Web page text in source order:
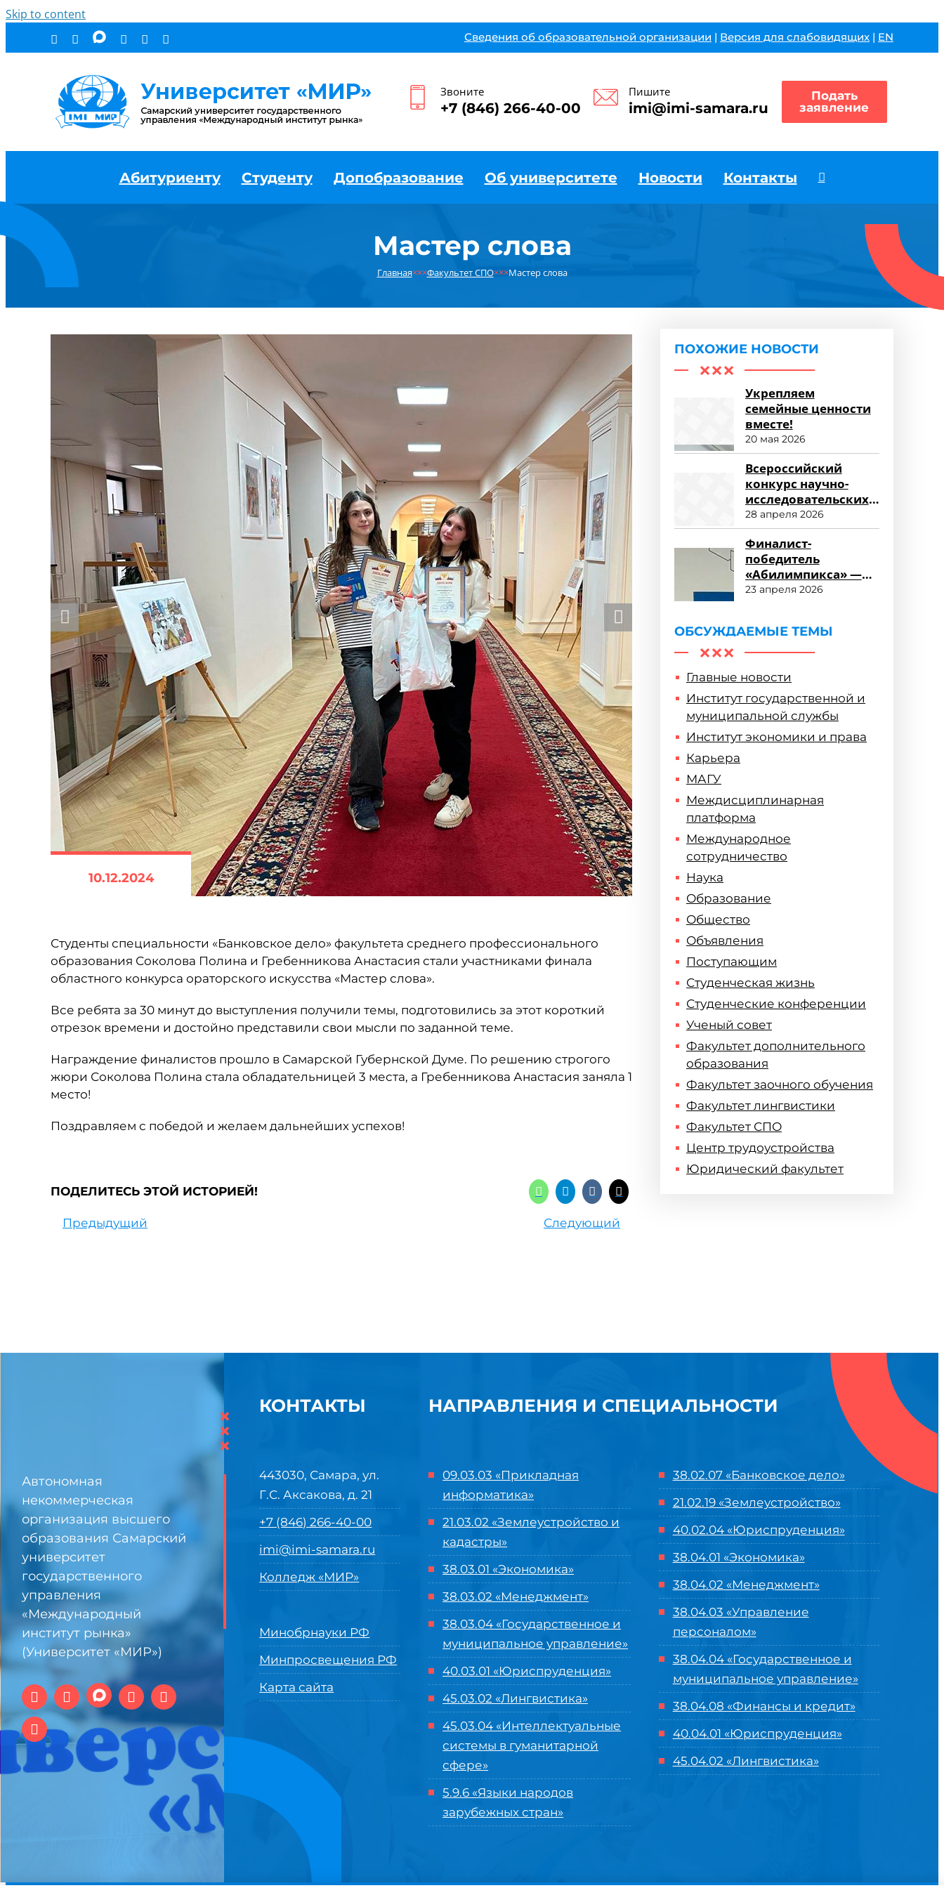
Skip to content
Сведения об образовательной организации | Версия для слабовидящих | EN
Звоните
+7 (846) 266-40-00
Пишите
imi@imi-samara.ru
Подать
заявление
Абитуриенту Студенту Допобразование Об университете Новости Контакты
Мастер слова
Главная×××Факультет СПО×××Мастер слова
10.12.2024
Студенты специальности «Банковское дело» факультета среднего профессионального
образования Соколова Полина и Гребенникова Анастасия стали участниками финала
областного конкурса ораторского искусства «Мастер слова».
Все ребята за 30 минут до выступления получили темы, подготовились за этот короткий
отрезок времени и достойно представили свои мысли по заданной теме.
Награждение финалистов прошло в Самарской Губернской Думе. По решению строгого
жюри Соколова Полина стала обладательницей 3 места, а Гребенникова Анастасия заняла 1
место!
Поздравляем с победой и желаем дальнейших успехов!
ПОДЕЛИТЕСЬ ЭТОЙ ИСТОРИЕЙ!
Предыдущий Следующий
ПОХОЖИЕ НОВОСТИ
Укрепляем
семейные ценности
вместе!
20 мая 2026
Всероссийский
конкурс научно-
исследовательских
работ «Научный
потенциал СПО»
28 апреля 2026
Финалист-
победитель
«Абилимпикса» —
студент ФСПО
23 апреля 2026
ОБСУЖДАЕМЫЕ ТЕМЫ
Главные новости
Институт государственной и
муниципальной службы
Институт экономики и права
Карьера
МАГУ
Междисциплинарная
платформа
Международное
сотрудничество
Наука
Образование
Общество
Объявления
Поступающим
Студенческая жизнь
Студенческие конференции
Ученый совет
Факультет дополнительного
образования
Факультет заочного обучения
Факультет лингвистики
Факультет СПО
Центр трудоустройства
Юридический факультет
Автономная
некоммерческая
организация высшего
образования Самарский
университет
государственного
управления
«Международный
институт рынка»
(Университет «МИР»)
×
×
×
КОНТАКТЫ
443030, Самара, ул.
Г.С. Аксакова, д. 21
+7 (846) 266-40-00
imi@imi-samara.ru
Колледж «МИР»
Минобрнауки РФ
Минпросвещения РФ
Карта сайта
НАПРАВЛЕНИЯ И СПЕЦИАЛЬНОСТИ
09.03.03 «Прикладная
информатика»
21.03.02 «Землеустройство и
кадастры»
38.03.01 «Экономика»
38.03.02 «Менеджмент»
38.03.04 «Государственное и
муниципальное управление»
40.03.01 «Юриспруденция»
45.03.02 «Лингвистика»
45.03.04 «Интеллектуальные
системы в гуманитарной
сфере»
5.9.6 «Языки народов
зарубежных стран»
38.02.07 «Банковское дело»
21.02.19 «Землеустройство»
40.02.04 «Юриспруденция»
38.04.01 «Экономика»
38.04.02 «Менеджмент»
38.04.03 «Управление
персоналом»
38.04.04 «Государственное и
муниципальное управление»
38.04.08 «Финансы и кредит»
40.04.01 «Юриспруденция»
45.04.02 «Лингвистика»